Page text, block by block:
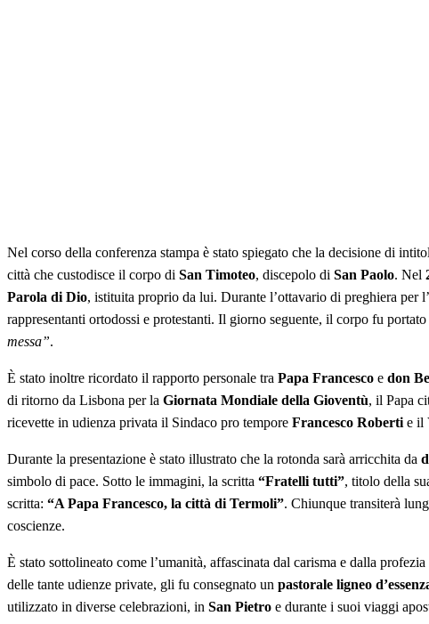
Nel corso della conferenza stampa è stato spiegato che la decisione di
città che custodisce il corpo di San Timoteo, discepolo di San Paolo. Nel
Parola di Dio, istituita proprio da lui. Durante l’ottavario di preghiera per
rappresentanti ortodossi e protestanti. Il giorno seguente, il corpo fu portato
messa”.
È stato inoltre ricordato il rapporto personale tra Papa Francesco e don
di ritorno da Lisbona per la Giornata Mondiale della Gioventù, il Papa
ricevette in udienza privata il Sindaco pro tempore Francesco Roberti e il
Durante la presentazione è stato illustrato che la rotonda sarà arricchita da
simbolo di pace. Sotto le immagini, la scritta “Fratelli tutti”, titolo della
scritta: “A Papa Francesco, la città di Termoli”. Chiunque transiterà
coscienze.
È stato sottolineato come l’umanità, affascinata dal carisma e dalla profezia
delle tante udienze private, gli fu consegnato un pastorale ligneo
utilizzato in diverse celebrazioni, in San Pietro e durante i suoi viaggi